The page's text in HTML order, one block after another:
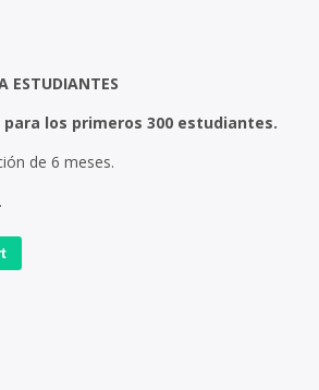
ESTUDIANTES
los primeros 300 estudiantes.
de 6 meses.